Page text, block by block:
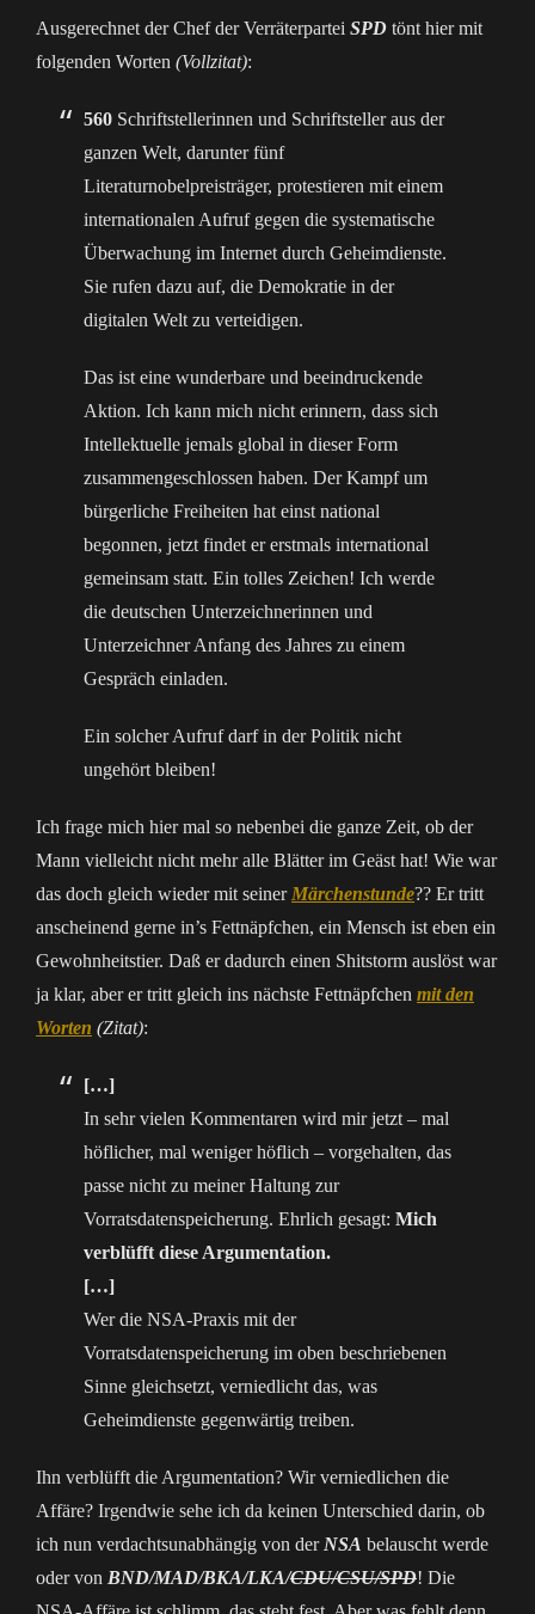
Ausgerechnet der Chef der Verräterpartei SPD tönt hier mit
folgenden Worten (Vollzitat):
560 Schriftstellerinnen und Schriftsteller aus der
ganzen Welt, darunter fünf
Literaturnobelpreisträger, protestieren mit einem
internationalen Aufruf gegen die systematische
Überwachung im Internet durch Geheimdienste.
Sie rufen dazu auf, die Demokratie in der
digitalen Welt zu verteidigen.
Das ist eine wunderbare und beeindruckende
Aktion. Ich kann mich nicht erinnern, dass sich
Intellektuelle jemals global in dieser Form
zusammengeschlossen haben. Der Kampf um
bürgerliche Freiheiten hat einst national
begonnen, jetzt findet er erstmals international
gemeinsam statt. Ein tolles Zeichen! Ich werde
die deutschen Unterzeichnerinnen und
Unterzeichner Anfang des Jahres zu einem
Gespräch einladen.
Ein solcher Aufruf darf in der Politik nicht
ungehört bleiben!
Ich frage mich hier mal so nebenbei die ganze Zeit, ob der
Mann vielleicht nicht mehr alle Blätter im Geäst hat! Wie war
das doch gleich wieder mit seiner Märchenstunde?? Er tritt
anscheinend gerne in’s Fettnäpfchen, ein Mensch ist eben ein
Gewohnheitstier. Daß er dadurch einen Shitstorm auslöst war
ja klar, aber er tritt gleich ins nächste Fettnäpfchen mit den
Worten (Zitat):
[…]
In sehr vielen Kommentaren wird mir jetzt – mal
höflicher, mal weniger höflich – vorgehalten, das
passe nicht zu meiner Haltung zur
Vorratsdatenspeicherung. Ehrlich gesagt: Mich
verblüfft diese Argumentation.
[…]
Wer die NSA-Praxis mit der
Vorratsdatenspeicherung im oben beschriebenen
Sinne gleichsetzt, verniedlicht das, was
Geheimdienste gegenwärtig treiben.
Ihn verblüfft die Argumentation? Wir verniedlichen die
Affäre? Irgendwie sehe ich da keinen Unterschied darin, ob
ich nun verdachtsunabhängig von der NSA belauscht werde
oder von BND/MAD/BKA/LKA/CDU/CSU/SPD! Die